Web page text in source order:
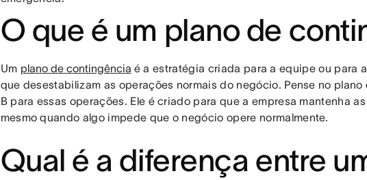
O que é um plano de
Um plano de contingência é a estratégia criada para a equipe ou para
que desestabilizam as operações normais do negócio. Pense no
B para essas operações. Ele é criado para que a empresa mantenha
mesmo quando algo impede que o negócio opere normalmente.
Qual é a diferença entre